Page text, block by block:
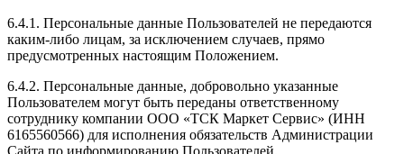
6.4.1. Персональные данные Пользователей не передаются
каким-либо лицам, за исключением случаев, прямо
предусмотренных настоящим Положением.
6.4.2. Персональные данные, добровольно указанные
Пользователем могут быть переданы ответственному
сотруднику компании ООО «ТСК Маркет Сервис» (ИНН
6165560566) для исполнения обязательств Администрации
Сайта по информированию Пользователей.